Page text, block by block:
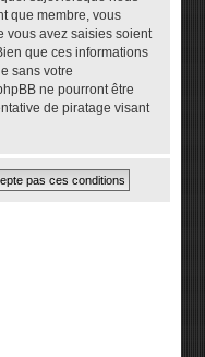
que membre, vous
vous avez saisies soient
que ces informations
sans votre
ne pourront être
de piratage visant